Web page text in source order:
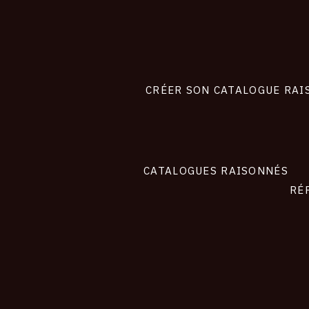
CRÉER SON CATALOGUE
CATALOGUES RAISONNÉS